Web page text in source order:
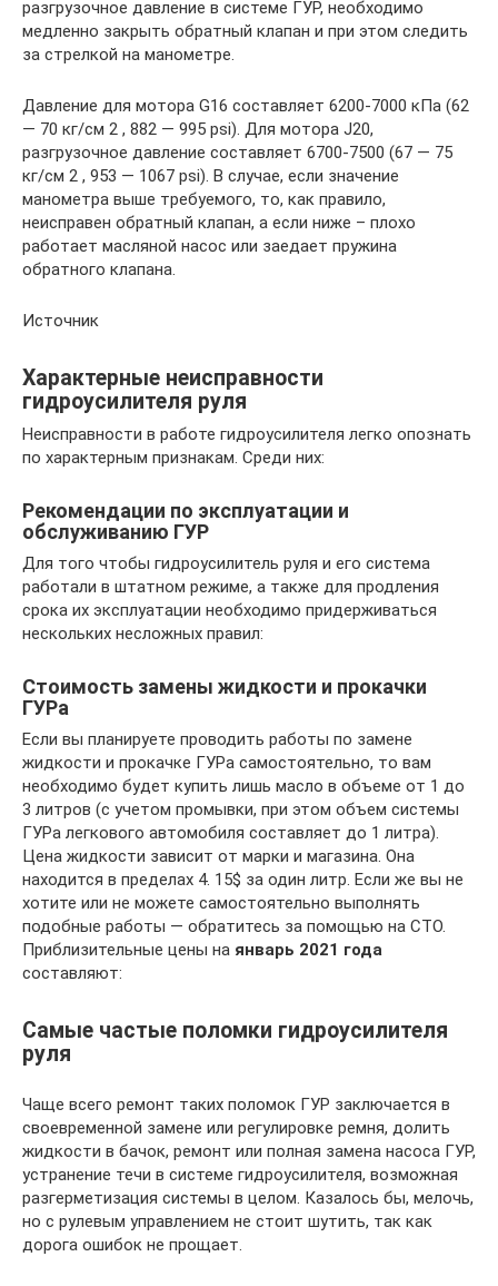
разгрузочное давление в системе ГУР, необходимо
медленно закрыть обратный клапан и при этом следить
за стрелкой на манометре.
Давление для мотора G16 составляет 6200-7000 кПа (62
— 70 кг/см 2 , 882 — 995 psi). Для мотора J20,
разгрузочное давление составляет 6700-7500 (67 — 75
кг/см 2 , 953 — 1067 psi). В случае, если значение
манометра выше требуемого, то, как правило,
неисправен обратный клапан, а если ниже – плохо
работает масляной насос или заедает пружина
обратного клапана.
Источник
Характерные неисправности
гидроусилителя руля
Неисправности в работе гидроусилителя легко опознать
по характерным признакам. Среди них:
Рекомендации по эксплуатации и
обслуживанию ГУР
Для того чтобы гидроусилитель руля и его система
работали в штатном режиме, а также для продления
срока их эксплуатации необходимо придерживаться
нескольких несложных правил:
Стоимость замены жидкости и прокачки
ГУРа
Если вы планируете проводить работы по замене
жидкости и прокачке ГУРа самостоятельно, то вам
необходимо будет купить лишь масло в объеме от 1 до
3 литров (с учетом промывки, при этом объем системы
ГУРа легкового автомобиля составляет до 1 литра).
Цена жидкости зависит от марки и магазина. Она
находится в пределах 4. 15$ за один литр. Если же вы не
хотите или не можете самостоятельно выполнять
подобные работы — обратитесь за помощью на СТО.
Приблизительные цены на январь 2021 года
составляют:
Самые частые поломки гидроусилителя
руля
Чаще всего ремонт таких поломок ГУР заключается в
своевременной замене или регулировке ремня, долить
жидкости в бачок, ремонт или полная замена насоса ГУР,
устранение течи в системе гидроусилителя, возможная
разгерметизация системы в целом. Казалось бы, мелочь,
но с рулевым управлением не стоит шутить, так как
дорога ошибок не прощает.